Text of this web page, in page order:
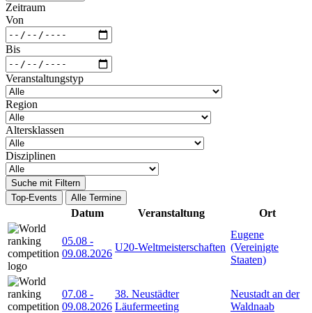
Zeitraum
Von
Bis
Veranstaltungstyp
Region
Altersklassen
Disziplinen
Suche mit Filtern
Top-Events
Alle Termine
Datum Veranstaltung Ort
05.08 -
09.08.2026
U20-Weltmeisterschaften
Eugene
(Vereinigte
Staaten)
07.08 -
09.08.2026
38. Neustädter
Läufermeeting
Neustadt an der
Waldnaab